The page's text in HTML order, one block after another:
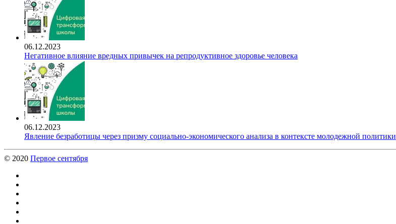
06.12.2023
Негативное влияние вредных привычек на репродуктивное здоровье человека
06.12.2023
Явление безработицы через призму социально-экономического анализа в контексте молодежной политики
© 2020 Первое сентября